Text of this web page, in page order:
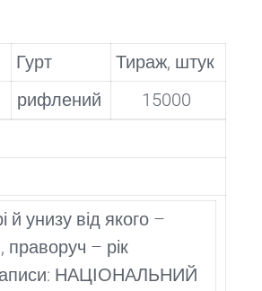
Гурт
Тираж, штук
рифлений
15000
й унизу від якого –
праворуч – рік
написи: НАЦІОНАЛЬНИЙ